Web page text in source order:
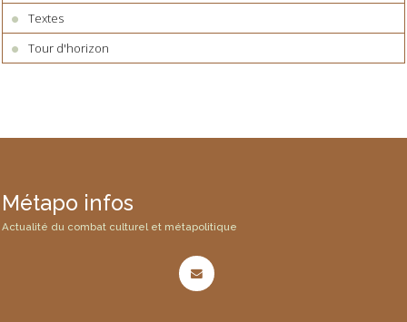
Textes
Tour d'horizon
Métapo infos
Actualité du combat culturel et métapolitique